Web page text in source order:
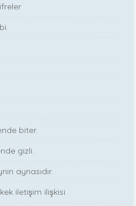
biter.
gizli.
aynasıdır.
iletişim ilişkisi